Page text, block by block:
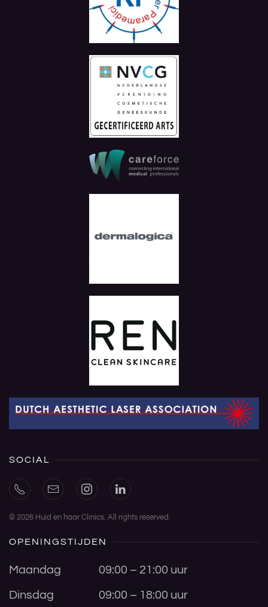
SOCIAL
© 2026 Huid en haar Clinics. All rights reserved.
OPENINGSTIJDEN
Maandag 09:00 – 21:00 uur
Dinsdag 09:00 – 18:00 uur